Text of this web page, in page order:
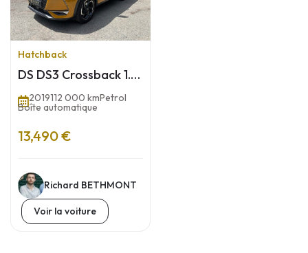
Hatchback
DS DS3 Crossback 1.2
line + Pack Opera
2019112 000 kmPetrol
Boîte automatique
13,490 €
Richard BETHMONT
Voir la voiture